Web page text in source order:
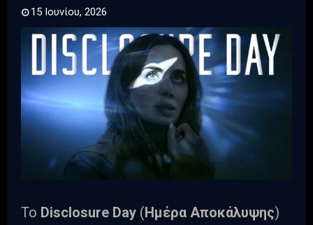
15 Ιουνίου, 2026
Το Disclosure Day (Ημέρα Αποκάλυψης)